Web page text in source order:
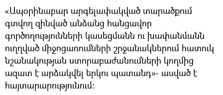
«Ապօրինաբար արգելափակված տարածքում
գտվող զինված անձանց հանցավոր
գործողությունների կասեցմանն ու խափանմանն
ուղղված միջոցառումների շրջանակներում հատուկ
նշանակության ստորաբաժանումների կողմից
ազատ է արձակվել երկու պատանդ»- ասված է
հայտարարությունում: